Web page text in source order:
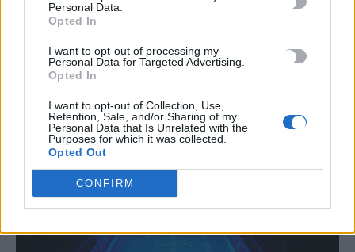
Personal Data.
Opted In
I want to opt-out of processing my
Personal Data for Targeted Advertising.
Opted In
I want to opt-out of Collection, Use,
Retention, Sale, and/or Sharing of my
Personal Data that Is Unrelated with the
Purposes for which it was collected.
Opted Out
CONFIRM
Η ιλαρά, μια από τις πιο μεταδοτικές ασθένειες παγκοσμίως,
καταγράφει ανησυχητική επανεμφάνιση σε διάφορες περιοχές
Newsroom 4 Ιανουαρίου, 2026